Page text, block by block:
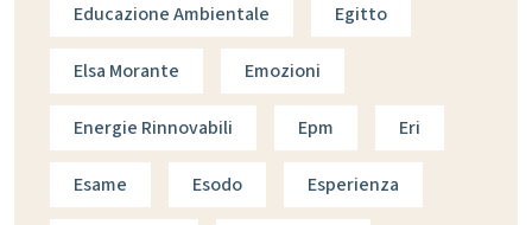
Educazione Ambientale Egitto
Elsa Morante Emozioni
Energie Rinnovabili Epm Eri
Esame Esodo Esperienza